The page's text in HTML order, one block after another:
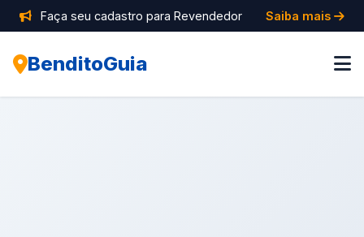
Faça seu cadastro para Revendedor Saiba mais
BenditoGuia